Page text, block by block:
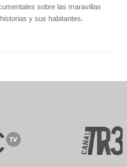
sobre las maravillas
y sus habitantes.